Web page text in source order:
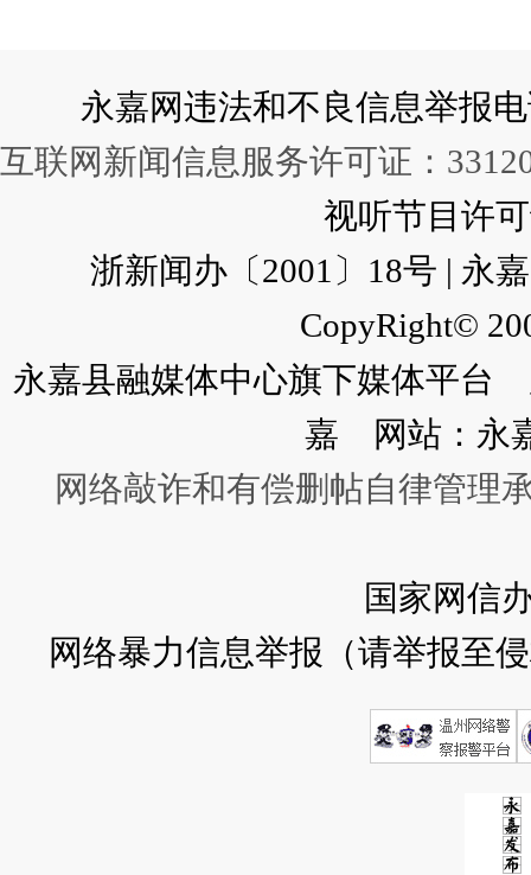
永嘉网违法和不良信息举报
互联网新闻信息服务许可证：
视听节目许
浙新闻办〔2001〕18号 | 永
CopyRight©
永嘉县融媒体中心旗下媒体平
嘉 网站：永
网络敲诈和有偿删帖自律管理
国家网信
网络暴力信息举报（请举报至